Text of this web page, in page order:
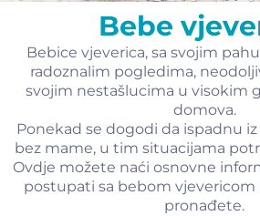
Bebe
Bebice vjeverica, sa svojim
radoznalim pogledima,
svojim nestašlucima u visokim
domova.
Ponekad se dogodi da ispadnu
bez mame, u tim situacijama
Ovdje možete naći osnovne
postupati sa bebom vjevericom
pronađete.